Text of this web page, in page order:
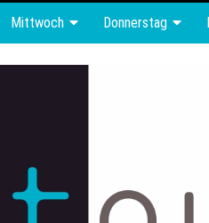
Mittwoch Donnerstag